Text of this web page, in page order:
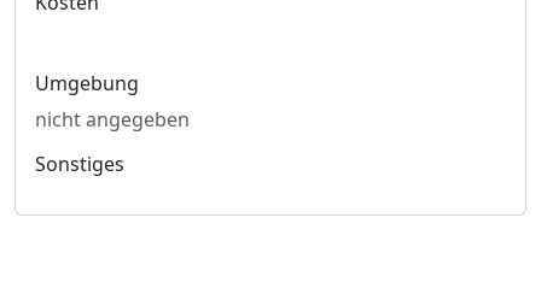
Umgebung
nicht angegeben
Sonstiges